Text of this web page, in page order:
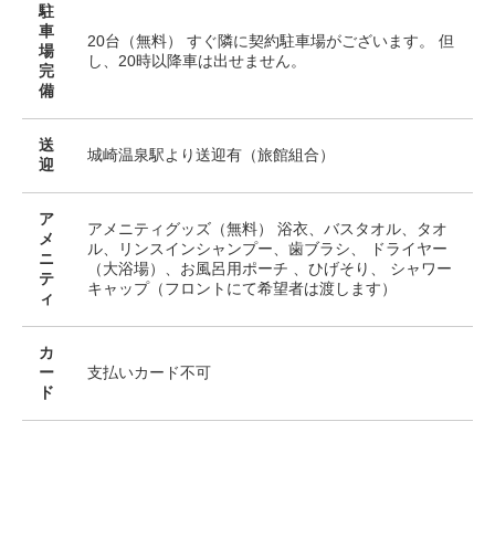
駐
車
場
完
備
20台（無料） すぐ隣に契約駐車場がございます。 但
し、20時以降車は出せません。
送
迎
城崎温泉駅より送迎有（旅館組合）
ア
メ
ニ
テ
ィ
アメニティグッズ（無料） 浴衣、バスタオル、タオ
ル、リンスインシャンプー、歯ブラシ、 ドライヤー
（大浴場）、お風呂用ポーチ 、ひげそり、 シャワー
キャップ（フロントにて希望者は渡します）
カ
ー
ド
支払いカード不可